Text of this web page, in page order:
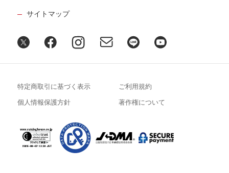
サイトマップ
特定商取引に基づく表示 ご利用規約
個人情報保護方針 著作権について